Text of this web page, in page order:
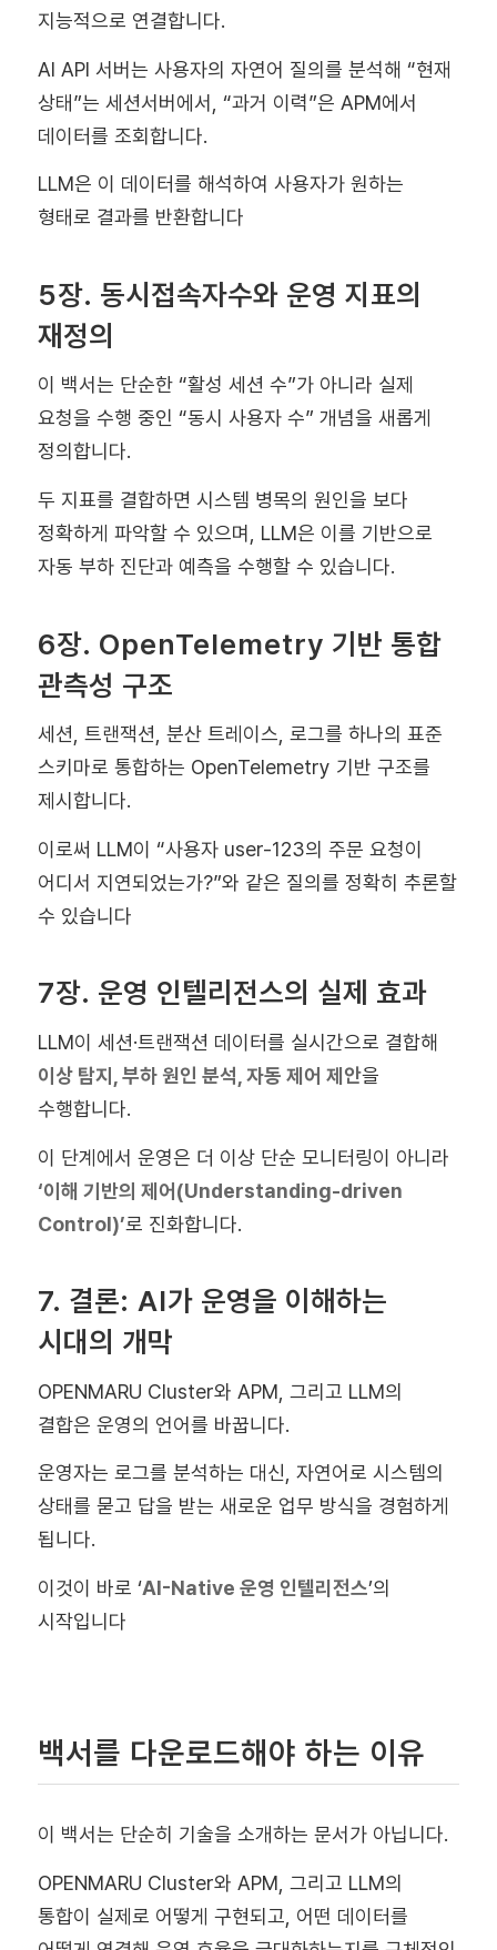
지능적으로 연결합니다.
AI API 서버는 사용자의 자연어 질의를 분석해 “현재
상태”는 세션서버에서, “과거 이력”은 APM에서
데이터를 조회합니다.
LLM은 이 데이터를 해석하여 사용자가 원하는
형태로 결과를 반환합니다
5장. 동시접속자수와 운영 지표의
재정의
이 백서는 단순한 “활성 세션 수”가 아니라 실제
요청을 수행 중인 “동시 사용자 수” 개념을 새롭게
정의합니다.
두 지표를 결합하면 시스템 병목의 원인을 보다
정확하게 파악할 수 있으며, LLM은 이를 기반으로
자동 부하 진단과 예측을 수행할 수 있습니다.
6장. OpenTelemetry 기반 통합
관측성 구조
세션, 트랜잭션, 분산 트레이스, 로그를 하나의 표준
스키마로 통합하는 OpenTelemetry 기반 구조를
제시합니다.
이로써 LLM이 “사용자 user-123의 주문 요청이
어디서 지연되었는가?”와 같은 질의를 정확히 추론할
수 있습니다
7장. 운영 인텔리전스의 실제 효과
LLM이 세션·트랜잭션 데이터를 실시간으로 결합해
이상 탐지, 부하 원인 분석, 자동 제어 제안을
수행합니다.
이 단계에서 운영은 더 이상 단순 모니터링이 아니라
‘이해 기반의 제어(Understanding-driven
Control)’로 진화합니다.
7. 결론: AI가 운영을 이해하는
시대의 개막
OPENMARU Cluster와 APM, 그리고 LLM의
결합은 운영의 언어를 바꿉니다.
운영자는 로그를 분석하는 대신, 자연어로 시스템의
상태를 묻고 답을 받는 새로운 업무 방식을 경험하게
됩니다.
이것이 바로 ‘AI-Native 운영 인텔리전스’의
시작입니다
백서를 다운로드해야 하는 이유
이 백서는 단순히 기술을 소개하는 문서가 아닙니다.
OPENMARU Cluster와 APM, 그리고 LLM의
통합이 실제로 어떻게 구현되고, 어떤 데이터를